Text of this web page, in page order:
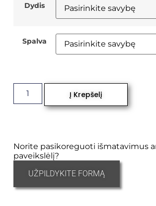
Dydis
Spalva
Į Krepšelį
Norite pasikoreguoti išmatavimus
paveikslėlį?
UŽPILDYKITE FORMĄ